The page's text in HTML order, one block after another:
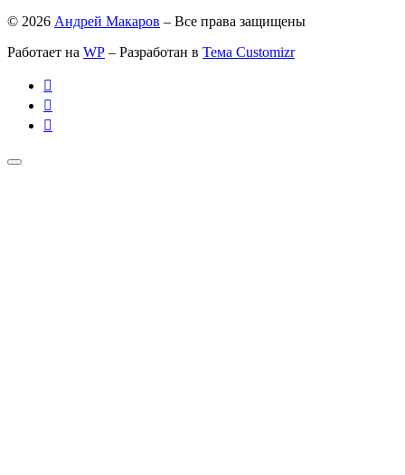
© 2026 Андрей Макаров – Все права защищены
Работает на WP – Разработан в Тема Customizr